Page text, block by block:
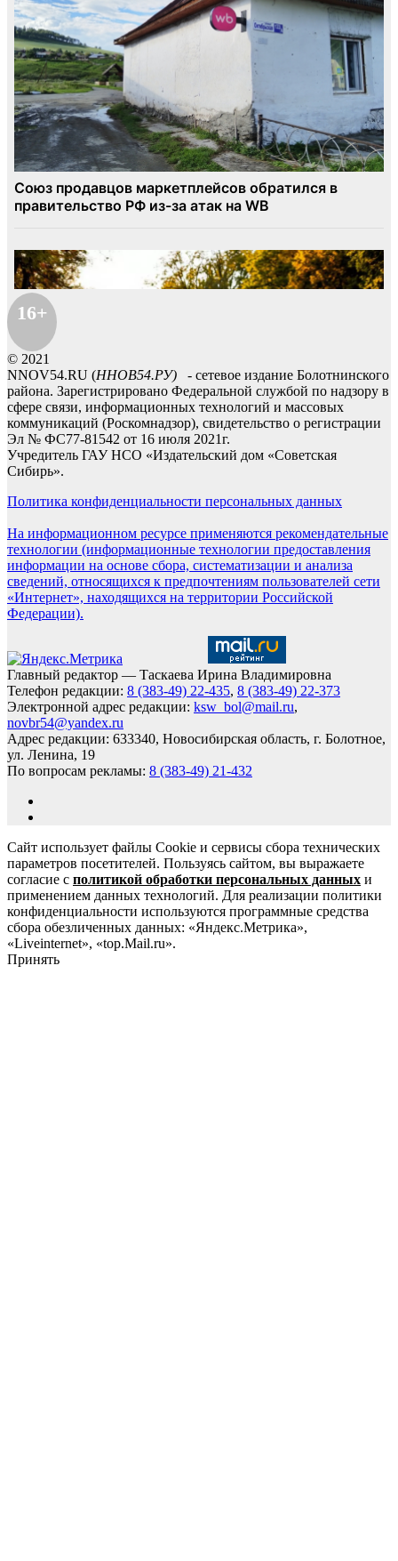
16+
© 2021
NNOV54.RU (ННОВ54.РУ) - сетевое издание Болотнинского
района. Зарегистрировано Федеральной службой по надзору в
сфере связи, информационных технологий и массовых
коммуникаций (Роскомнадзор), свидетельство о регистрации
Эл № ФС77-81542 от 16 июля 2021г.
Учредитель ГАУ НСО «Издательский дом «Советская
Сибирь».
Политика конфиденциальности персональных данных
На информационном ресурсе применяются рекомендательные
технологии (информационные технологии предоставления
информации на основе сбора, систематизации и анализа
сведений, относящихся к предпочтениям пользователей сети
«Интернет», находящихся на территории Российской
Федерации).
Главный редактор — Таскаева Ирина Владимировна
Телефон редакции: 8 (383-49) 22-435, 8 (383-49) 22-373
Электронной адрес редакции: ksw_bol@mail.ru,
novbr54@yandex.ru
Адрес редакции: 633340, Новосибирская область, г. Болотное,
ул. Ленина, 19
По вопросам рекламы: 8 (383-49) 21-432
Сайт использует файлы Cookie и сервисы сбора технических
параметров посетителей. Пользуясь сайтом, вы выражаете
согласие с политикой обработки персональных данных и
применением данных технологий. Для реализации политики
конфиденциальности используются программные средства
сбора обезличенных данных: «Яндекс.Метрика»,
«Liveinternet», «top.Mail.ru».
Принять